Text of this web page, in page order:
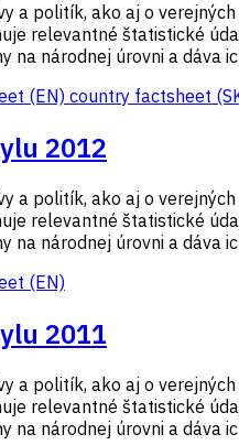
politík, ako aj o
relevantné štatistické
na národnej úrovni a dáva
(EN) country factsheet
2012
politík, ako aj o
relevantné štatistické
na národnej úrovni a dáva
(EN)
2011
politík, ako aj o
relevantné štatistické
na národnej úrovni a dáva